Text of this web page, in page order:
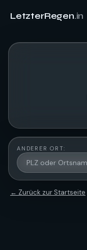
LetzterRegen.in
ANDERER ORT:
← Zurück zur Startseite